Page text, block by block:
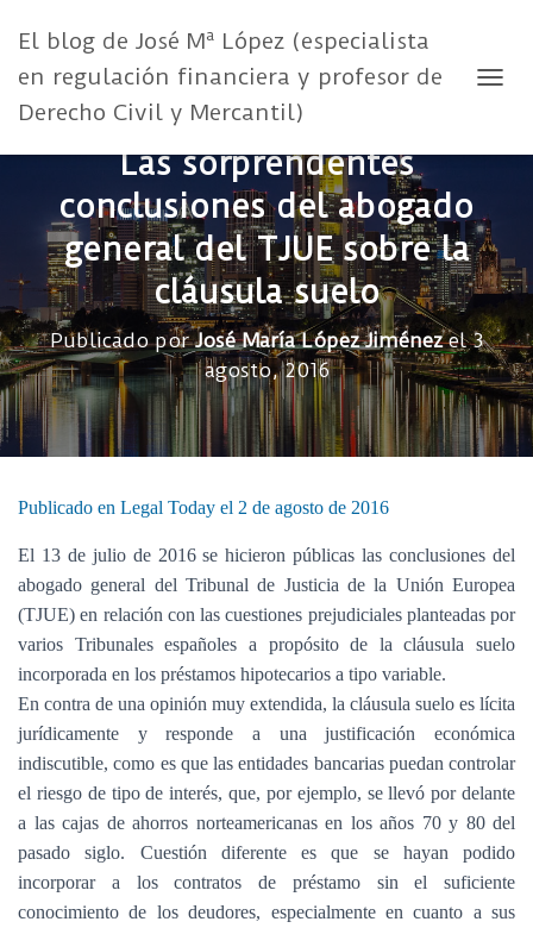
El blog de José Mª López (especialista
en regulación financiera y profesor de
Derecho Civil y Mercantil)
Las sorprendentes
conclusiones del abogado
general del TJUE sobre la
cláusula suelo
Publicado porJosé María López Jiménezel3
agosto, 2016
Publicado en Legal Today el 2 de agosto de 2016
El 13 de julio de 2016 se hicieron públicas las conclusiones del
abogado general del Tribunal de Justicia de la Unión Europea
(TJUE) en relación con las cuestiones prejudiciales planteadas por
varios Tribunales españoles a propósito de la cláusula suelo
incorporada en los préstamos hipotecarios a tipo variable.
En contra de una opinión muy extendida, la cláusula suelo es lícita
jurídicamente y responde a una justificación económica
indiscutible, como es que las entidades bancarias puedan controlar
el riesgo de tipo de interés, que, por ejemplo, se llevó por delante
a las cajas de ahorros norteamericanas en los años 70 y 80 del
pasado siglo. Cuestión diferente es que se hayan podido
incorporar a los contratos de préstamo sin el suficiente
conocimiento de los deudores, especialmente en cuanto a sus